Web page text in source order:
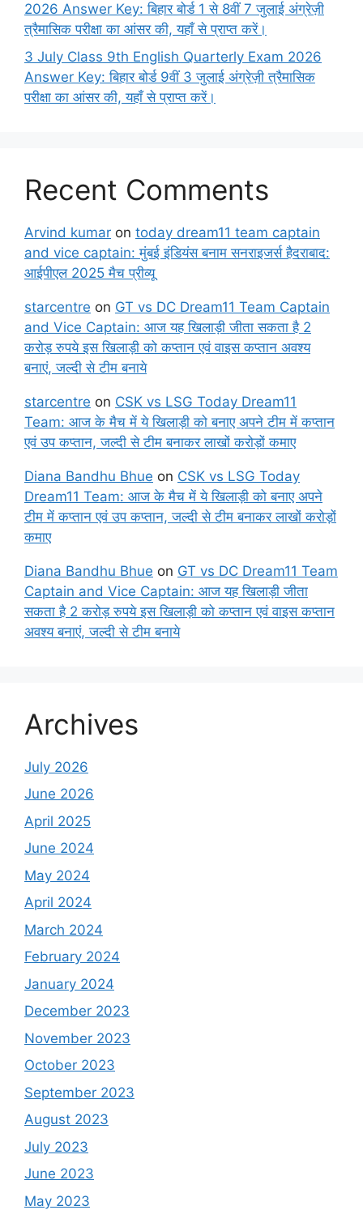
2026 Answer Key: बिहार बोर्ड 1 से 8वीं 7 जुलाई अंग्रेज़ी
त्रैमासिक परीक्षा का आंसर की, यहाँ से प्राप्त करें।
3 July Class 9th English Quarterly Exam 2026
Answer Key: बिहार बोर्ड 9वीं 3 जुलाई अंग्रेज़ी त्रैमासिक
परीक्षा का आंसर की, यहाँ से प्राप्त करें।
Recent Comments
Arvind kumar on today dream11 team captain
and vice captain: मुंबई इंडियंस बनाम सनराइजर्स हैदराबाद:
आईपीएल 2025 मैच प्रीव्यू
starcentre on GT vs DC Dream11 Team Captain
and Vice Captain: आज यह खिलाड़ी जीता सकता है 2
करोड़ रुपये इस खिलाड़ी को कप्तान एवं वाइस कप्तान अवश्य
बनाएं, जल्दी से टीम बनाये
starcentre on CSK vs LSG Today Dream11
Team: आज के मैच में ये खिलाड़ी को बनाए अपने टीम में कप्तान
एवं उप कप्तान, जल्दी से टीम बनाकर लाखों करोड़ों कमाए
Diana Bandhu Bhue on CSK vs LSG Today
Dream11 Team: आज के मैच में ये खिलाड़ी को बनाए अपने
टीम में कप्तान एवं उप कप्तान, जल्दी से टीम बनाकर लाखों करोड़ों
कमाए
Diana Bandhu Bhue on GT vs DC Dream11 Team
Captain and Vice Captain: आज यह खिलाड़ी जीता
सकता है 2 करोड़ रुपये इस खिलाड़ी को कप्तान एवं वाइस कप्तान
अवश्य बनाएं, जल्दी से टीम बनाये
Archives
July 2026
June 2026
April 2025
June 2024
May 2024
April 2024
March 2024
February 2024
January 2024
December 2023
November 2023
October 2023
September 2023
August 2023
July 2023
June 2023
May 2023